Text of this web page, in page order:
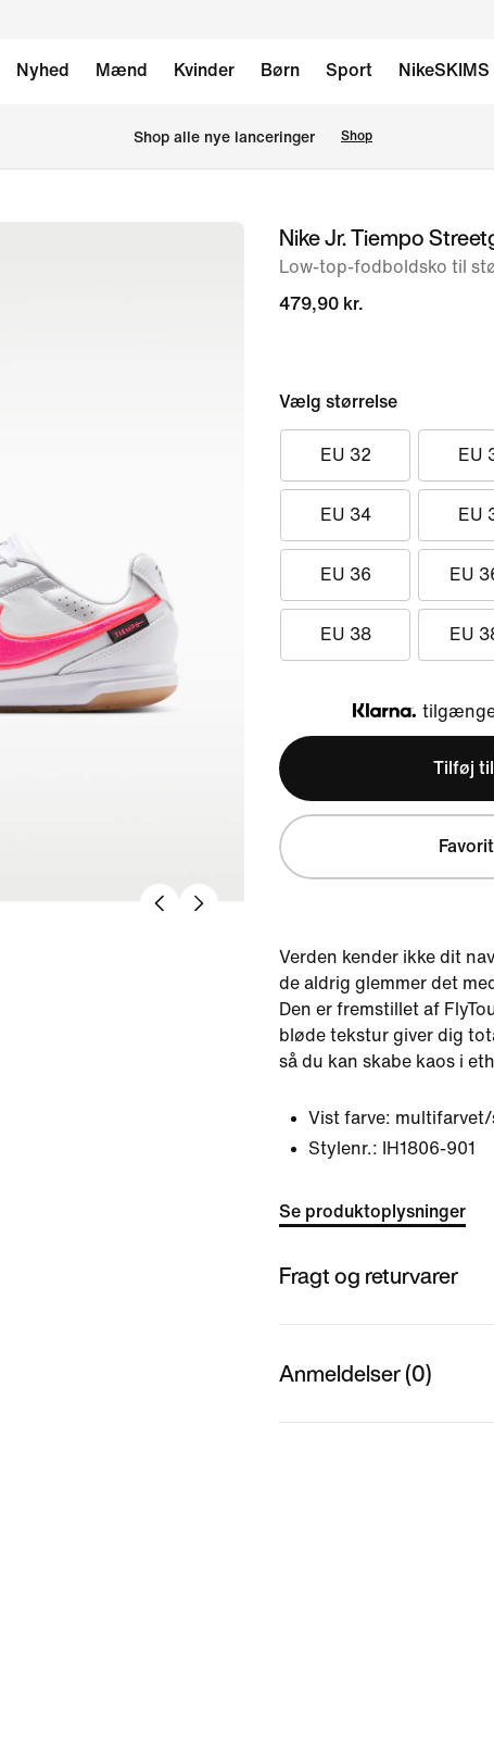
Nyhed Mænd Kvinder Børn Sport NikeSKIMS
Shop alle nye lanceringer Shop
billedeNike Jr. Tiempo
Low-top-fodboldsko til
479,90 kr.
Vælg størrelse
EU 32 EU
EU 34 EU
EU 36 EU
EU 38 EU
Klarna
Tilføj
Favorit
Verden kender ikke dit
de aldrig glemmer det
Den er fremstillet af
bløde tekstur giver dig
så du kan skabe kaos i
Vist farve:
Stylenr.:
IH1806-901
Se produktoplysninger
Fragt og returvarer
Anmeldelser (0)